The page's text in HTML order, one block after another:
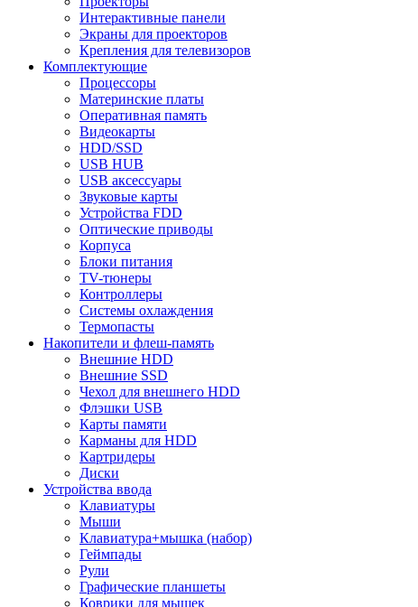
Интерактивные панели
Экраны для проекторов
Крепления для телевизоров
Комплектующие
Процессоры
Материнские платы
Оперативная память
Видеокарты
HDD/SSD
USB HUB
USB аксессуары
Звуковые карты
Устройства FDD
Оптические приводы
Корпуса
Блоки питания
TV-тюнеры
Контроллеры
Системы охлаждения
Термопасты
Накопители и флеш-память
Внешние HDD
Внешние SSD
Чехол для внешнего HDD
Флэшки USB
Карты памяти
Карманы для HDD
Картридеры
Диски
Устройства ввода
Клавиатуры
Мыши
Клавиатура+мышка (набор)
Геймпады
Рули
Графические планшеты
Коврики для мышек